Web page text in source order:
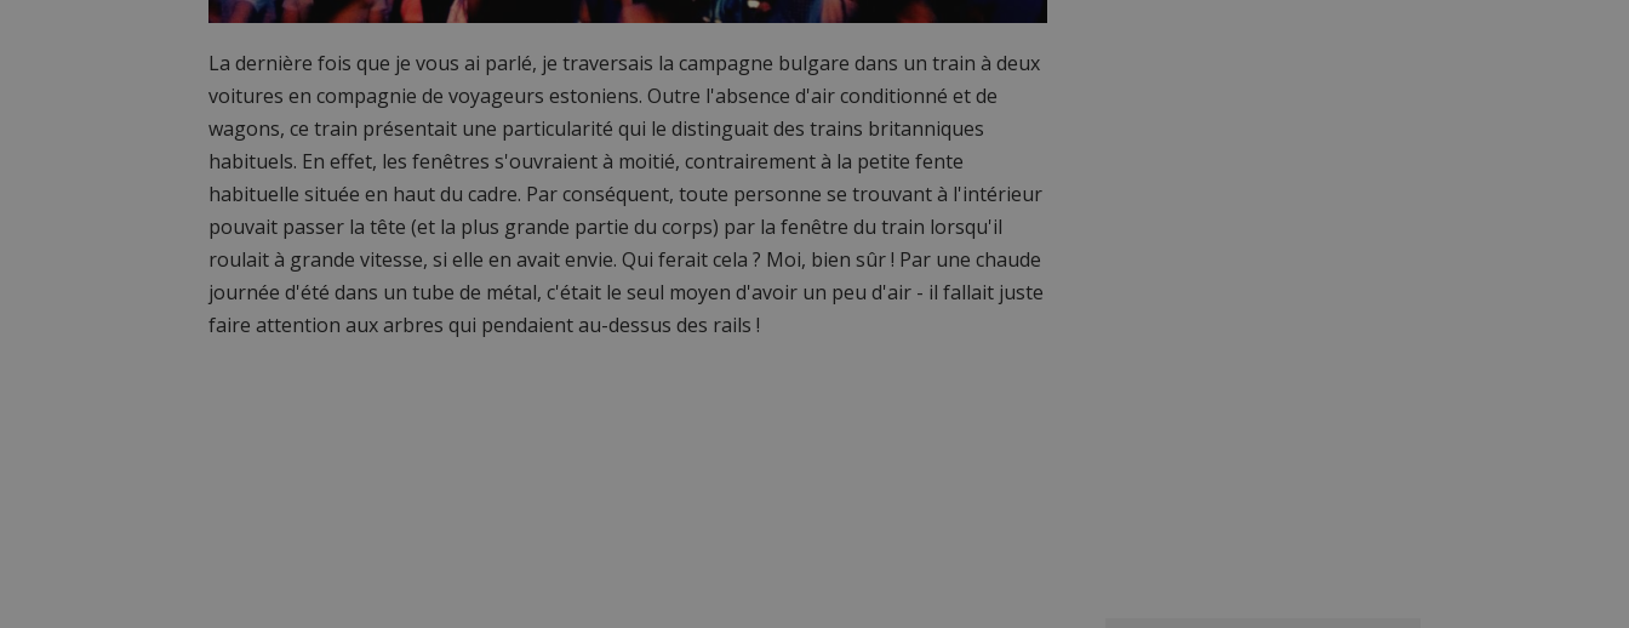
La dernière fois que je vous ai parlé, je traversais la campagne bulgare dans un train à deux
voitures en compagnie de voyageurs estoniens. Outre l'absence d'air conditionné et de
wagons, ce train présentait une particularité qui le distinguait des trains britanniques
habituels. En effet, les fenêtres s'ouvraient à moitié, contrairement à la petite fente
habituelle située en haut du cadre. Par conséquent, toute personne se trouvant à l'intérieur
pouvait passer la tête (et la plus grande partie du corps) par la fenêtre du train lorsqu'il
roulait à grande vitesse, si elle en avait envie. Qui ferait cela ? Moi, bien sûr ! Par une chaude
journée d'été dans un tube de métal, c'était le seul moyen d'avoir un peu d'air - il fallait juste
faire attention aux arbres qui pendaient au-dessus des rails !